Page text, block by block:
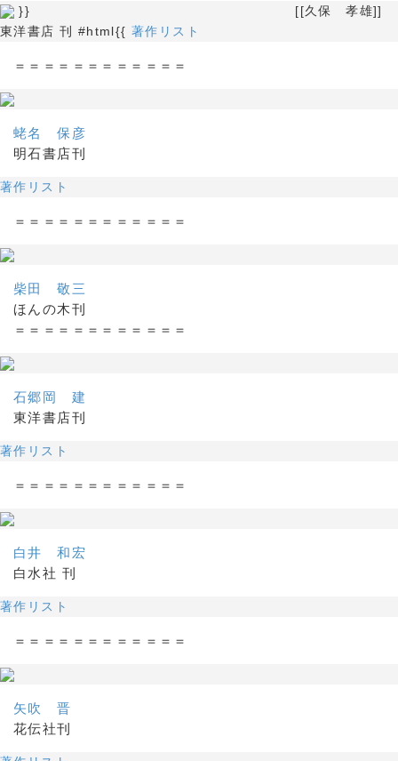
}} [[久保 孝雄]]
東洋書店 刊 #html{{ 著作リスト
＝＝＝＝＝＝＝＝＝＝＝＝
蛯名 保彦
明石書店刊
著作リスト
＝＝＝＝＝＝＝＝＝＝＝＝
柴田 敬三
ほんの木刊
＝＝＝＝＝＝＝＝＝＝＝＝
石郷岡 建
東洋書店刊
著作リスト
＝＝＝＝＝＝＝＝＝＝＝＝
白井 和宏
白水社 刊
著作リスト
＝＝＝＝＝＝＝＝＝＝＝＝
矢吹 晋
花伝社刊